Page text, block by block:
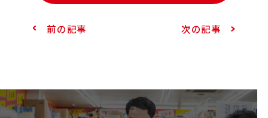
前の記事 次の記事